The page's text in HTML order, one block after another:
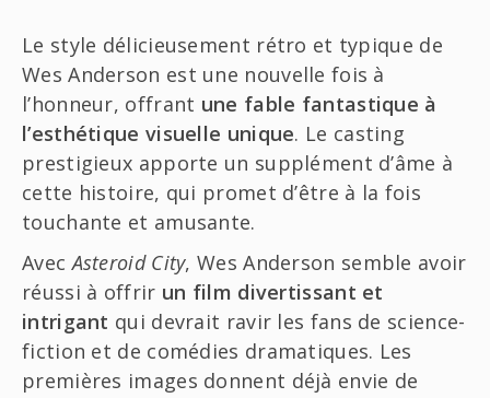
Le style délicieusement rétro et typique de
Wes Anderson est une nouvelle fois à
l’honneur, offrant une fable fantastique à
l’esthétique visuelle unique. Le casting
prestigieux apporte un supplément d’âme à
cette histoire, qui promet d’être à la fois
touchante et amusante.
AvecAsteroid City, Wes Anderson semble avoir
réussi à offrir un film divertissant et
intrigant qui devrait ravir les fans de science-
fiction et de comédies dramatiques. Les
premières images donnent déjà envie de